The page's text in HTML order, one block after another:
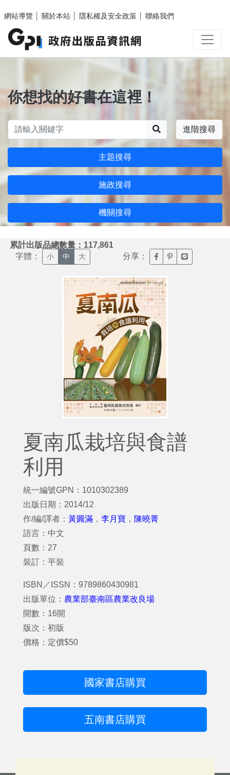
網站導覽
關於本站 隱私權及安全政策 聯絡我們
你想找的好書在這裡！
進階搜尋
主題搜尋
施政搜尋
機關搜尋
累計出版品總數量：117,861
字體： 小 中 大 分享： 臉書分享(另開新視窗)
噗浪分享(另開新
Line分享(另
夏南瓜栽培與食譜
利用
統一編號GPN：1010302389
出版日期：2014/12
作/編/譯者： 黃圓滿 ， 李月寶 ， 陳曉菁
語言：中文
頁數：27
裝訂：平裝
ISBN／ISSN：9789860430981
出版單位： 農業部臺南區農業改良場
開數：16開
版次：初版
價格：定價$50
國家書店購買
五南書店購買